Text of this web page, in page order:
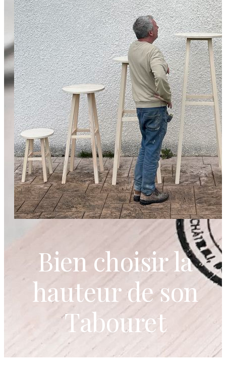
Bien choisir la
hauteur de son
Tabouret